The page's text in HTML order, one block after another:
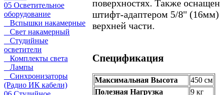
05 Осветительное
оборудование
Вспышки накамерные
Свет накамерный
Студийные
осветители
Комплекты света
Лампы
Синхронизаторы
(Радио ИК кабели)
поверхностях. Также
штифт-адаптером 5/8'' (16мм)
верхней части.
Спецификация
Максимальная Высота
450 см
Полезная Нагрузка
9 кг